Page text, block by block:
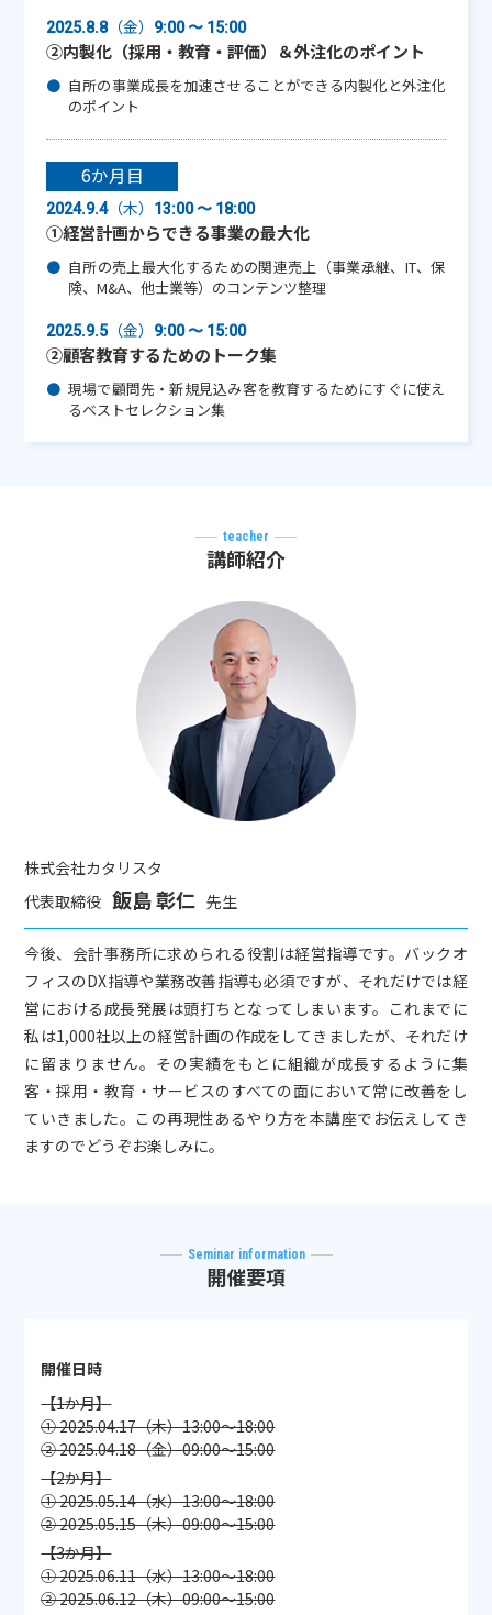
2025.8.8（金） 9:00 〜 15:00
②内製化（採用・教育・評価）＆外注化のポイント
自所の事業成長を加速させることができる内製化と外注化
のポイント
6か月目
2024.9.4（木） 13:00 〜 18:00
①経営計画からできる事業の最大化
自所の売上最大化するための関連売上（事業承継、IT、保
険、M&A、他士業等）のコンテンツ整理
2025.9.5（金） 9:00 〜 15:00
②顧客教育するためのトーク集
現場で顧問先・新規見込み客を教育するためにすぐに使え
るベストセレクション集
teacher
講師紹介
株式会社カタリスタ
代表取締役 飯島 彰仁 先生
今後、会計事務所に求められる役割は経営指導です。バックオ
フィスのDX指導や業務改善指導も必須ですが、それだけでは経
営における成長発展は頭打ちとなってしまいます。これまでに
私は1,000社以上の経営計画の作成をしてきましたが、それだけ
に留まりません。その実績をもとに組織が成長するように集
客・採用・教育・サービスのすべての面において常に改善をし
ていきました。この再現性あるやり方を本講座でお伝えしてき
ますのでどうぞお楽しみに。
Seminar information
開催要項
開催日時
【1か月】
① 2025.04.17（木）13:00〜18:00
② 2025.04.18（金）09:00〜15:00
【2か月】
① 2025.05.14（水）13:00〜18:00
② 2025.05.15（木）09:00〜15:00
【3か月】
① 2025.06.11（水）13:00〜18:00
② 2025.06.12（木）09:00〜15:00